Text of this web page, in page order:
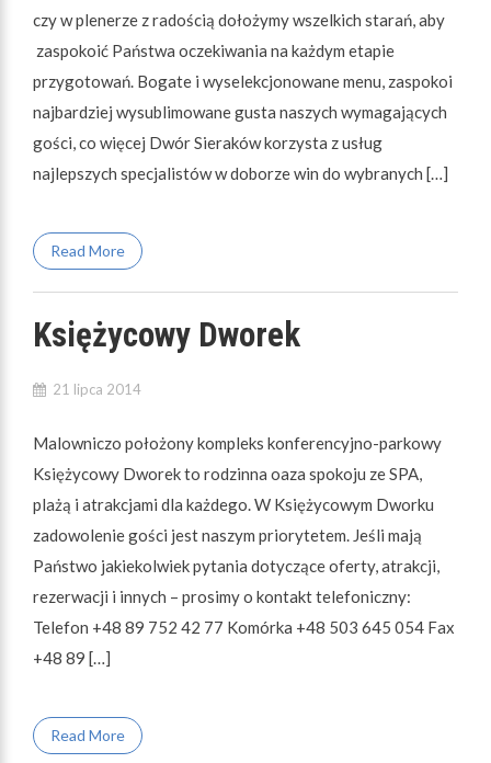
czy w plenerze z radością dołożymy wszelkich starań, aby
zaspokoić Państwa oczekiwania na każdym etapie
przygotowań. Bogate i wyselekcjonowane menu, zaspokoi
najbardziej wysublimowane gusta naszych wymagających
gości, co więcej Dwór Sieraków korzysta z usług
najlepszych specjalistów w doborze win do wybranych […]
Read More
Księżycowy Dworek
21 lipca 2014
Malowniczo położony kompleks konferencyjno-parkowy
Księżycowy Dworek to rodzinna oaza spokoju ze SPA,
plażą i atrakcjami dla każdego. W Księżycowym Dworku
zadowolenie gości jest naszym priorytetem. Jeśli mają
Państwo jakiekolwiek pytania dotyczące oferty, atrakcji,
rezerwacji i innych – prosimy o kontakt telefoniczny:
Telefon +48 89 752 42 77 Komórka +48 503 645 054 Fax
+48 89 […]
Read More